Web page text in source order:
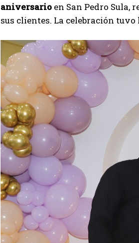
aniversario en San Pedro
sus clientes. La celebración tuvo